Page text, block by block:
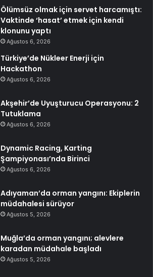
Ölümsüz olmak için servet harcamıştı:
Vaktinde ‘hasat’ etmek için kendi
klonunu yaptı
Ağustos 6, 2026
Türkiye’de Nükleer Enerji için
Hackathon
Ağustos 6, 2026
Akşehir’de Uyuşturucu Operasyonu: 2
Tutuklama
Ağustos 6, 2026
Dynamic Racing, Karting
Şampiyonası’nda Birinci
Ağustos 6, 2026
Adıyaman’da orman yangını: Ekiplerin
müdahalesi sürüyor
Ağustos 5, 2026
Muğla’da orman yangını; alevlere
karadan müdahale başladı
Ağustos 5, 2026